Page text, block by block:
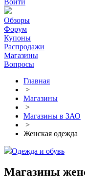
Войти
Обзоры
Форум
Купоны
Распродажи
Магазины
Вопросы
Главная
>
Магазины
>
Магазины в ЗАО
>
Женская одежда
Одежда и обувь
Магазины